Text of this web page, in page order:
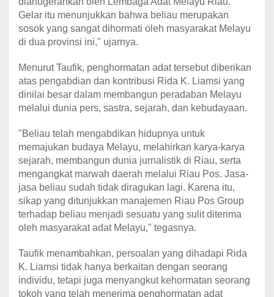
Gelar itu menunjukkan bahwa beliau merupakan
sosok yang sangat dihormati oleh masyarakat Melayu
di dua provinsi ini," ujarnya.
Menurut Taufik, penghormatan adat tersebut diberikan
atas pengabdian dan kontribusi Rida K. Liamsi yang
dinilai besar dalam membangun peradaban Melayu
melalui dunia pers, sastra, sejarah, dan kebudayaan.
"Beliau telah mengabdikan hidupnya untuk
memajukan budaya Melayu, melahirkan karya-karya
sejarah, membangun dunia jurnalistik di Riau, serta
mengangkat marwah daerah melalui Riau Pos. Jasa-
jasa beliau sudah tidak diragukan lagi. Karena itu,
sikap yang ditunjukkan manajemen Riau Pos Group
terhadap beliau menjadi sesuatu yang sulit diterima
oleh masyarakat adat Melayu," tegasnya.
Taufik menambahkan, persoalan yang dihadapi Rida
K. Liamsi tidak hanya berkaitan dengan seorang
individu, tetapi juga menyangkut kehormatan seorang
tokoh yang telah menerima penghormatan adat